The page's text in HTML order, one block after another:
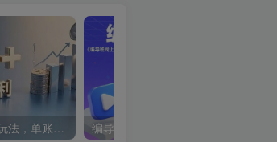
蝴蝶号银发经济新玩法，单账号单日盈利1k+适合小白操作简单